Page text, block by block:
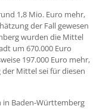
1,8 Mio. Euro mehr,
der Fall gewesen
wurden die Mittel
um 670.000 Euro
197.000 Euro mehr,
der Mittel sei für diesen
in Baden-Württemberg